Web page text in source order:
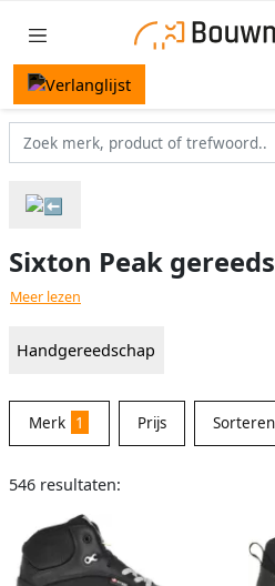
Sixton Peak
Meer lezen
Handgereedschap
Merk 1 Prijs Sorteren
546 resultaten: